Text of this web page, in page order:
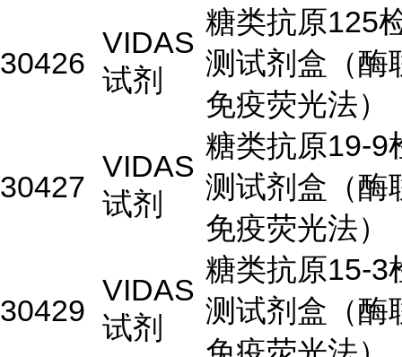
30426
VIDAS
试剂
糖类抗原125
测试剂盒（酶
免疫荧光法）
30427
VIDAS
试剂
糖类抗原19-9
测试剂盒（酶
免疫荧光法）
30429
VIDAS
试剂
糖类抗原15-3
测试剂盒（酶